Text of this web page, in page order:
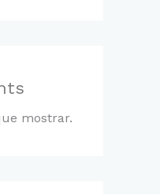
mostrar.